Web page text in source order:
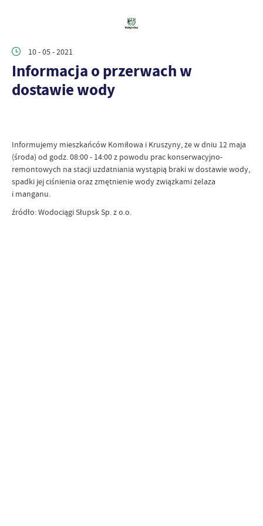
10 - 05 - 2021
Informacja o przerwach w
dostawie wody
Informujemy mieszkańców Komiłowa i Kruszyny, że w dniu 12 maja
(środa) od godz. 08:00 - 14:00 z powodu prac konserwacyjno-
remontowych na stacji uzdatniania wystąpią braki w dostawie wody,
spadki jej ciśnienia oraz zmętnienie wody związkami żelaza
i manganu.
źródło: Wodociągi Słupsk Sp. z o.o.